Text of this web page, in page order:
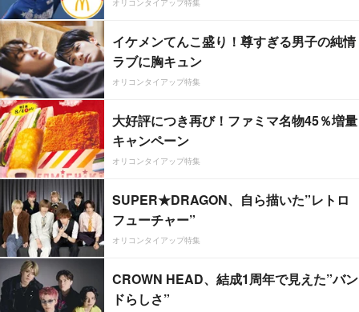
イケメンてんこ盛り！尊すぎる男子の純情
ラブに胸キュン
オリコンタイアップ特集
大好評につき再び！ファミマ名物45％増量
キャンペーン
オリコンタイアップ特集
SUPER★DRAGON、自ら描いた”レトロ
フューチャー”
オリコンタイアップ特集
CROWN HEAD、結成1周年で見えた”バン
ドらしさ”